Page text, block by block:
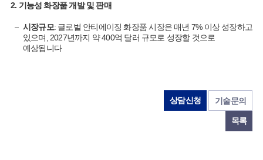
2. 기능성 화장품 개발 및 판매
시장규모: 글로벌 안티에이징 화장품 시장은 매년 7% 이상 성장하고
있으며, 2027년까지 약 400억 달러 규모로 성장할 것으로
예상됩니다​
상담신청 기술문의
목록